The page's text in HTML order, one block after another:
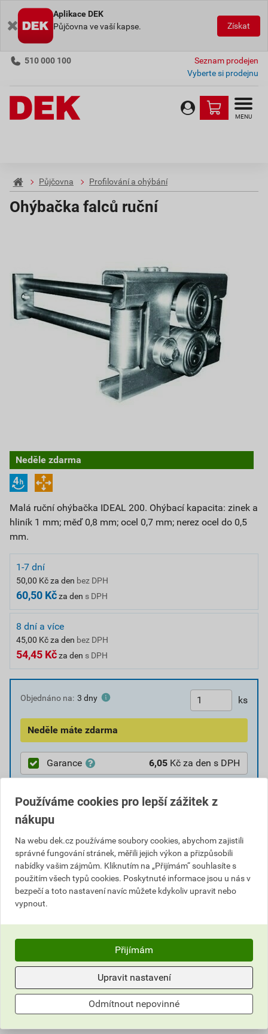
Aplikace DEK
Půjčovna ve vaší kapse.
Získat
510 000 100
Seznam prodejen
Vyberte si prodejnu
MENU
Půjčovna Profilování a ohýbání
Ohýbačka falců ruční
Neděle zdarma
Malá ruční ohýbačka IDEAL 200. Ohýbací kapacita: zinek a
hliník 1 mm; měď 0,8 mm; ocel 0,7 mm; nerez ocel do 0,5
mm.
1-7 dní
50,00 Kč za den bez DPH
60,50 Kčza den s DPH
8 dní a více
45,00 Kč za den bez DPH
54,45 Kčza den s DPH
Objednáno na: 3 dny ks
Neděle máte zdarma
Garance 6,05 Kč za den s DPH
133,10Kčcelkem s DPH Objednat
K dispozici alespoň v jedné půjčovně.
Vyberte nejbližší půjčovnu.
Číslo položky:PSK0383; PP00877
Popis
Malá ruční ohýbačka IDEAL 200. Ohýbací kapacita:
zinek a hliník 1 mm; měď 0,8 mm; ocel 0,7 mm; nerez
ocel do 0,5 mm.
Parametry
Používáme cookies pro lepší zážitek z
nákupu
Na webu dek.cz používáme soubory cookies, abychom zajistili
správné fungování stránek, měřili jejich výkon a přizpůsobili
nabídky vašim zájmům. Kliknutím na „Přijímám“ souhlasíte s
použitím všech typů cookies. Poskytnuté informace jsou u nás v
bezpečí a toto nastavení navíc můžete kdykoliv upravit nebo
vypnout.
Přijímám
Upravit nastavení
Odmítnout nepovinné